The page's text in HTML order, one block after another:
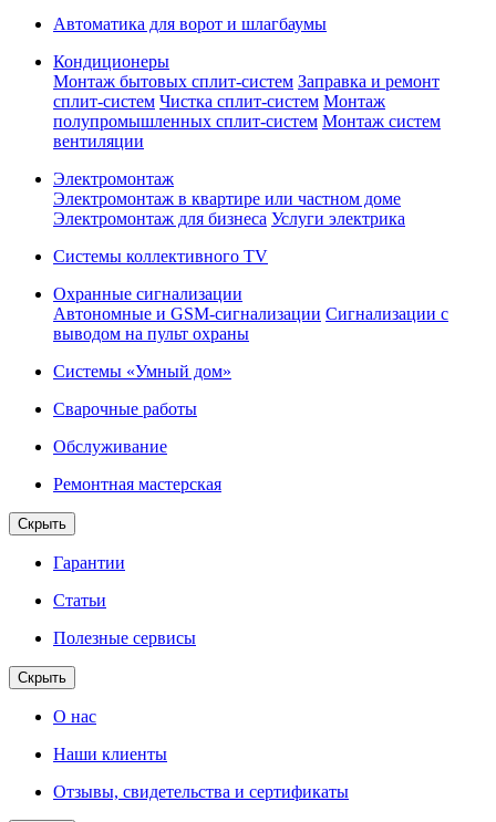
Автоматика для ворот и шлагбаумы
Кондиционеры
Монтаж бытовых сплит-систем Заправка и ремонт
сплит-систем Чистка сплит-систем Монтаж
полупромышленных сплит-систем Монтаж систем
вентиляции
Электромонтаж
Электромонтаж в квартире или частном доме
Электромонтаж для бизнеса Услуги электрика
Системы коллективного TV
Охранные сигнализации
Автономные и GSM-сигнализации Сигнализации с
выводом на пульт охраны
Системы «Умный дом»
Сварочные работы
Обслуживание
Ремонтная мастерская
Скрыть
Гарантии
Статьи
Полезные сервисы
Скрыть
О нас
Наши клиенты
Отзывы, свидетельства и сертификаты